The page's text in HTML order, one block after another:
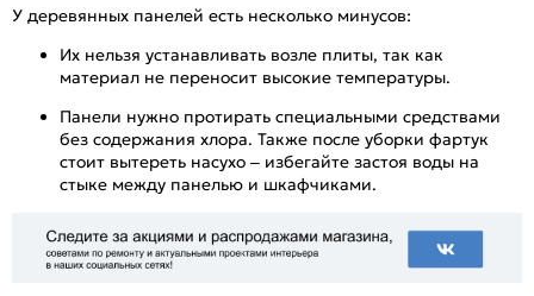
У деревянных панелей есть несколько минусов:
Их нельзя устанавливать возле плиты, так как
материал не переносит высокие температуры.
Панели нужно протирать специальными средствами
без содержания хлора. Также после уборки фартук
стоит вытереть насухо – избегайте застоя воды на
стыке между панелью и шкафчиками.